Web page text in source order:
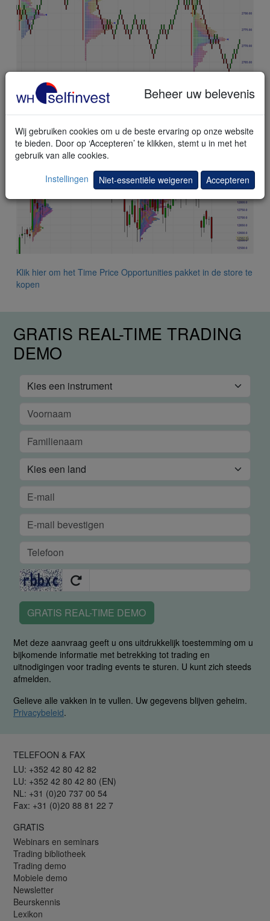
Er kunnen ook Time Price Opportunities in een hogere
tijdseenheid worden weergegeven. Dit is een voorbeeld van
Klik hier om het Time Price Opportunities pakket in de store te
kopen
Beheer uw belevenis
Wij gebruiken cookies om u de beste ervaring op onze website
te bieden. Door op ‘Accepteren’ te klikken, stemt u in met het
gebruik van alle cookies.
Instellingen
Niet-essentiële weigeren Accepteren
GRATIS REAL-TIME TRADING
DEMO
GRATIS REAL-TIME DEMO
Met deze aanvraag geeft u ons uitdrukkelijk toestemming om u
bijkomende informatie met betrekking tot trading en
uitnodigingen voor trading events te sturen. U kunt zich steeds
afmelden.
Gelieve alle vakken in te vullen. Uw gegevens blijven geheim.
Privacybeleid.
TELEFOON & FAX
LU: +352 42 80 42 82
LU: +352 42 80 42 80 (EN)
NL: +31 (0)20 737 00 54
Fax: +31 (0)20 88 81 22 7
GRATIS
Webinars en seminars
Trading bibliotheek
Trading demo
Mobiele demo
Newsletter
Beurskennis
Lexikon